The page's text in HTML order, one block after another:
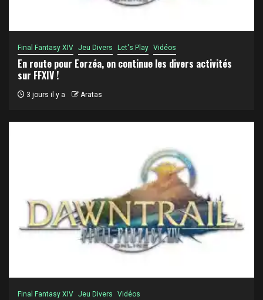
Final Fantasy XIV Jeu Divers Let's Play Vidéos
En route pour Eorzéa, on continue les divers activités
sur FFXIV !
3 jours il y a Aratas
Final Fantasy XIV Jeu Divers Vidéos